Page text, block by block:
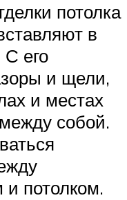
потолка
в
его
и щели,
и местах
собой.
потолком.